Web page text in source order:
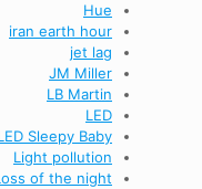
Hue
iran earth hour
jet lag
JM Miller
LB Martin
LED
Sleepy Baby
Light pollution
of the night